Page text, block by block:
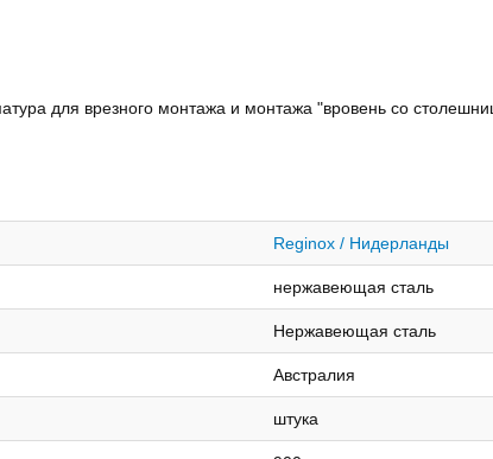
для врезного монтажа и монтажа "вровень со
Reginox / Нидерланды
нержавеющая сталь
Нержавеющая сталь
Австралия
штука